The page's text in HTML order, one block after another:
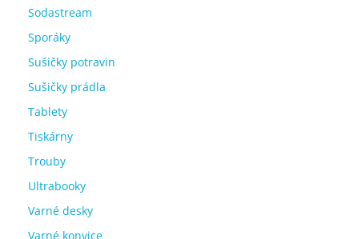
Sodastream
Sporáky
Sušičky potravin
Sušičky prádla
Tablety
Tiskárny
Trouby
Ultrabooky
Varné desky
Varné konvice